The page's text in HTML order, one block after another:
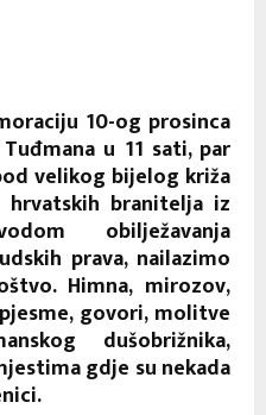
10-og prosinca
u 11 sati, par
velikog bijelog križa
branitelja iz
obilježavanja
prava, nailazimo
Himna, mirozov,
govori, molitve
dušobrižnika,
gdje su nekada